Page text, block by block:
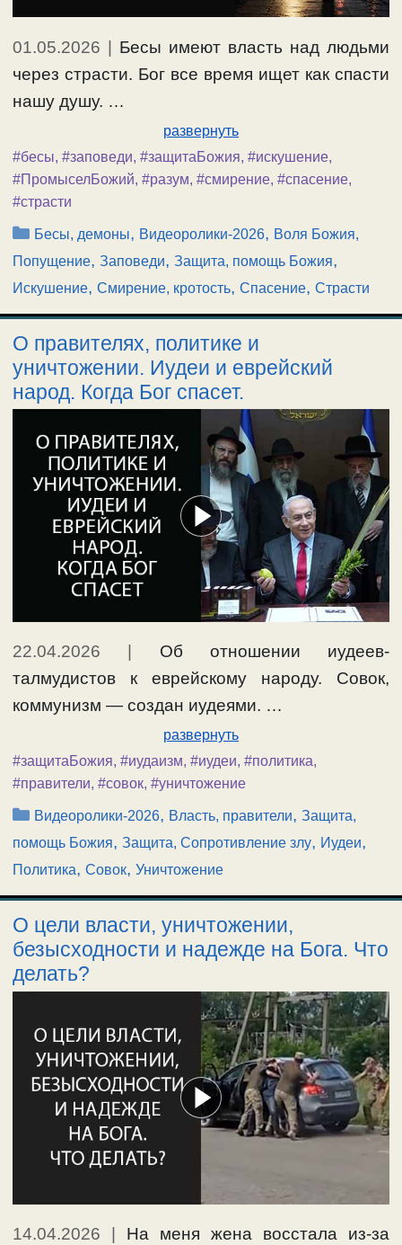
01.05.2026 | Бесы имеют власть над людьми
через страсти. Бог все время ищет как спасти
нашу душу. …
развернуть
#бесы, #заповеди, #защитаБожия, #искушение,
#ПромыселБожий, #разум, #смирение, #спасение,
#страсти
Рубрики
Бесы, демоны, Видеоролики-2026, Воля Божия,
Попущение, Заповеди, Защита, помощь Божия,
Искушение, Смирение, кротость, Спасение, Страсти
О правителях, политике и
уничтожении. Иудеи и еврейский
народ. Когда Бог спасет.
22.04.2026
Об отношении иудеев-
талмудистов к еврейскому народу. Совок,
коммунизм — создан иудеями. …
развернуть
#защитаБожия, #иудаизм, #иудеи, #политика,
#правители, #совок, #уничтожение
Рубрики
Видеоролики-2026, Власть, правители,Защита,
помощь Божия, Защита, Сопротивление злу, Иудеи,
Политика, Совок, Уничтожение
О цели власти, уничтожении,
безысходности и надежде на Бога. Что
делать?
14.04.2026
На меня жена восстала из-за